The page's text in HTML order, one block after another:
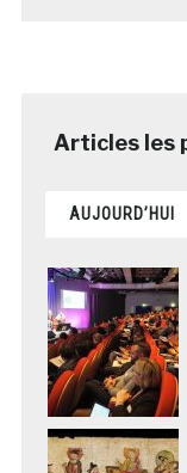
AUJOURD’HUI